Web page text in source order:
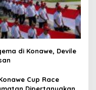
di Konawe, Devile
Cup Race
Dipertanyakan